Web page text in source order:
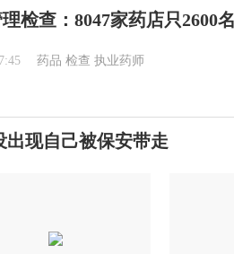
检查：8047家药店只2600
药品 检查 执业药师
出现自己被保安带走